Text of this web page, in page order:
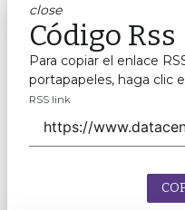
close
Código Rss
Para copiar el enlace
portapapeles, haga clic
RSS link